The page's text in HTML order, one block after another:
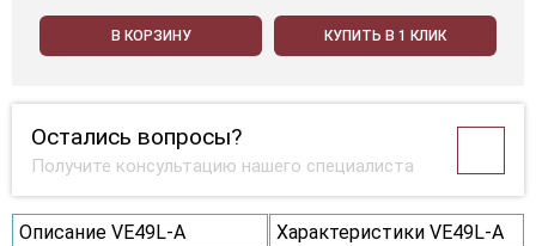
В КОРЗИНУ КУПИТЬ В 1 КЛИК
Остались вопросы?
Получите консультацию нашего специалиста
Описание VE49L-A
Характеристики VE49L-A